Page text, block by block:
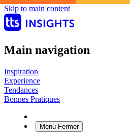
Skip to main content
Main navigation
Inspiration
Experience
Tendances
Bonnes Pratiques
Menu Fermer